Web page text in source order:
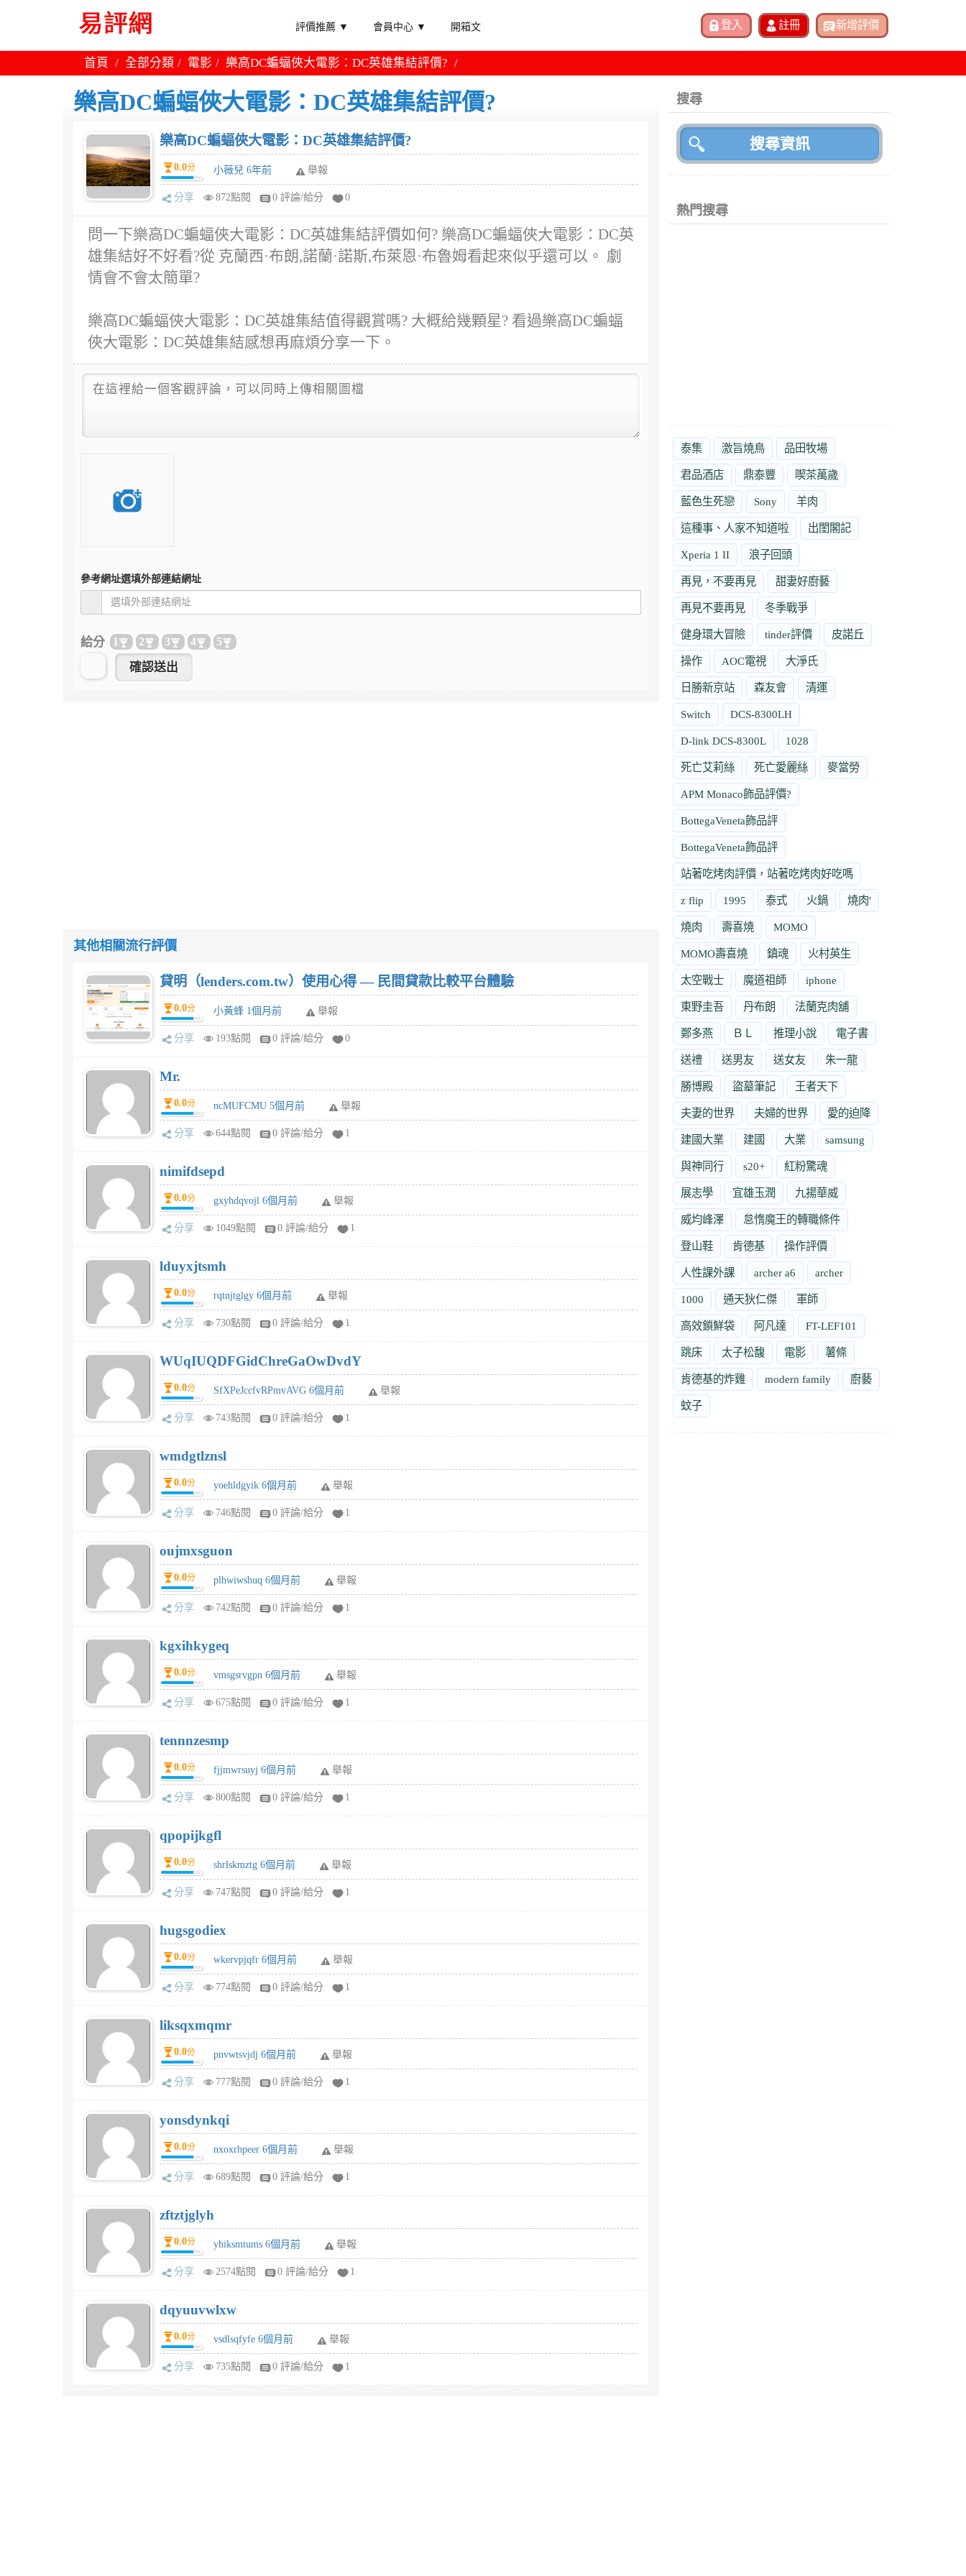
評價推薦 ▼ 會員中心 ▼ 開箱文
首頁 全部分類 電影 樂高DC蝙蝠俠大電影：DC英雄集結評價?
樂高DC蝙蝠俠大電影：DC英雄集結評價?
樂高DC蝙蝠俠大電影：DC英雄集結評價?
0.0分 小薇兒 6年前 舉報
分享 872點閱 0 評論/給分 0
問一下樂高DC蝙蝠俠大電影：DC英雄集結評價如何? 樂高DC蝙蝠俠大電影：DC英
雄集結好不好看?從 克蘭西·布朗,諾蘭·諾斯,布萊恩·布魯姆看起來似乎還可以。 劇
情會不會太簡單?
樂高DC蝙蝠俠大電影：DC英雄集結值得觀賞嗎? 大概給幾顆星? 看過樂高DC蝙蝠
俠大電影：DC英雄集結感想再麻煩分享一下。
參考網址選填外部連結網址
給分 1 2 3 4 5
其他相關流行評價
貸明（lenders.com.tw）使用心得 — 民間貸款比較平台體驗
0.0分 小黃蜂 1個月前 舉報
分享 193點閱 0 評論/給分 0
Mr.
0.0分 ncMUFCMU 5個月前 舉報
分享 644點閱 0 評論/給分 1
nimifdsepd
0.0分 gxyhdqvojl 6個月前 舉報
分享 1049點閱 0 評論/給分 1
lduyxjtsmh
0.0分 rqtnjtglgy 6個月前 舉報
分享 730點閱 0 評論/給分 1
WUqIUQDFGidChreGaOwDvdY
0.0分 SfXPeJccfvRPmvAVG 6個月前 舉報
分享 743點閱 0 評論/給分 1
wmdgtlznsl
0.0分 yoehldgyik 6個月前 舉報
分享 746點閱 0 評論/給分 1
oujmxsguon
0.0分 plhwiwshuq 6個月前 舉報
分享 742點閱 0 評論/給分 1
kgxihkygeq
0.0分 vmsgsrvgpn 6個月前 舉報
分享 675點閱 0 評論/給分 1
tennnzesmp
0.0分 fjjmwrsuyj 6個月前 舉報
分享 800點閱 0 評論/給分 1
qpopijkgfl
0.0分 shrlskmztg 6個月前 舉報
分享 747點閱 0 評論/給分 1
hugsgodiex
0.0分 wkervpjqfr 6個月前 舉報
分享 774點閱 0 評論/給分 1
liksqxmqmr
0.0分 pnvwtsvjdj 6個月前 舉報
分享 777點閱 0 評論/給分 1
yonsdynkqi
0.0分 nxoxrhpeer 6個月前 舉報
分享 689點閱 0 評論/給分 1
zftztjglyh
0.0分 yhiksmtums 6個月前 舉報
分享 2574點閱 0 評論/給分 1
dqyuuvwlxw
0.0分 vsdlsqfyfe 6個月前 舉報
分享 735點閱 0 評論/給分 1
搜尋
熱門搜尋
泰集 激旨燒鳥 品田牧場
君品酒店 鼎泰豐 喫茶萬歲
藍色生死戀 Sony 羊肉
這種事、人家不知道啦 出閨閣記
Xperia 1 II 浪子回頭
再見，不要再見 甜妻好廚藝
再見不要再見 冬季戰爭
健身環大冒險 tinder評價 皮諾丘
操作 AOC電視 大淨氏
日勝新京站 森友會 清運
Switch DCS-8300LH
D-link DCS-8300L 1028
死亡艾莉絲 死亡愛麗絲 麥當勞
APM Monaco飾品評價?
BottegaVeneta飾品評
BottegaVeneta飾品評
站著吃烤肉評價，站著吃烤肉好吃嗎
z flip 1995 泰式 火鍋 燒肉'
燒肉 壽喜燒 MOMO
MOMO壽喜燒 鎮魂 火村英生
太空戰士 魔道祖師 iphone
東野圭吾 丹布朗 法蘭克肉舖
鄭多燕 ＢＬ 推理小說 電子書
送禮 送男友 送女友 朱一龍
勝博殿 盜墓筆記 王者天下
夫妻的世界 夫婦的世界 愛的迫降
建國大業 建國 大業 samsung
與神同行 s20+ 紅粉驚魂
展志學 宜雄玉潤 九揚華威
威均峰澤 怠惰魔王的轉職條件
登山鞋 肯德基 操作評價
人性課外課 archer a6 archer
1000 通天狄仁傑 軍師
高效鎖鮮袋 阿凡達 FT-LEF101
跳床 太子松馥 電影 薯條
肯德基的炸雞 modern family 廚藝
蚊子